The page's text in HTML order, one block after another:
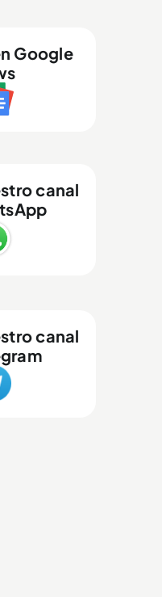
Google
canal
canal